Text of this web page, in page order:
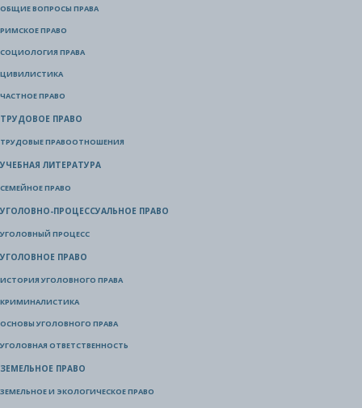
ОБЩИЕ ВОПРОСЫ ПРАВА
РИМСКОЕ ПРАВО
СОЦИОЛОГИЯ ПРАВА
ЦИВИЛИСТИКА
ЧАСТНОЕ ПРАВО
ТРУДОВОЕ ПРАВО
ТРУДОВЫЕ ПРАВООТНОШЕНИЯ
УЧЕБНАЯ ЛИТЕРАТУРА
СЕМЕЙНОЕ ПРАВО
УГОЛОВНО-ПРОЦЕССУАЛЬНОЕ ПРАВО
УГОЛОВНЫЙ ПРОЦЕСС
УГОЛОВНОЕ ПРАВО
ИСТОРИЯ УГОЛОВНОГО ПРАВА
КРИМИНАЛИСТИКА
ОСНОВЫ УГОЛОВНОГО ПРАВА
УГОЛОВНАЯ ОТВЕТСТВЕННОСТЬ
ЗЕМЕЛЬНОЕ ПРАВО
ЗЕМЕЛЬНОЕ И ЭКОЛОГИЧЕСКОЕ ПРАВО